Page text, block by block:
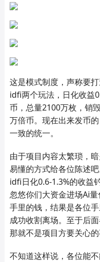
这是模式制度，声称要
idfi两个玩法，日化收益
币，总量2100万枚，销
万倍币。现在出来发币
一致的统一。
由于项目内容太繁琐，
易懂的方式给各位陈述
idfi日化0.6-1.3%的收益
忽悠你们大资金进场Ai
手里的钱，结果是各位
成功收割离场。至于后
那就不是项目方要关心的
不知道这样说，各位能